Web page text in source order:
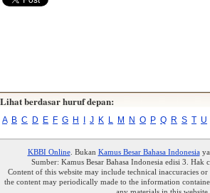
Lihat berdasar huruf depan:
A B C D E F G H J K L M N O P Q R S T U
KBBI Online. Bukan Kamus Besar Bahasa Indonesia
Sumber: Kamus Besar Bahasa Indonesia edisi 3. Hak
Content of this website may include technical inaccuracies
the content may periodically made to the information